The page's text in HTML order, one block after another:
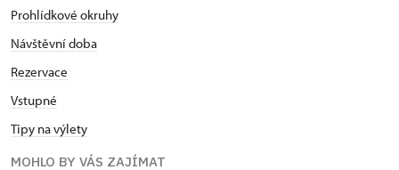
Prohlídkové okruhy
Návštěvní doba
Rezervace
Vstupné
Tipy na výlety
MOHLO BY VÁS ZAJÍMAT